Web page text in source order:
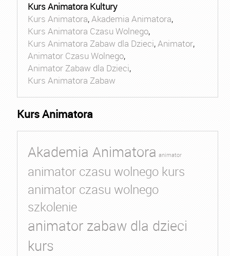
Kurs Animatora Kultury
Kurs Animatora,Akademia Animatora,
Kurs Animatora Czasu Wolnego,
Kurs Animatora Zabaw dla Dzieci,Animator,
Animator Czasu Wolnego,
Animator Zabaw dla Dzieci,
Kurs Animatora Zabaw
Kurs Animatora
Akademia Animatora animator
animator czasu wolnego kurs
animator czasu wolnego
szkolenie
animator zabaw dla dzieci
kurs